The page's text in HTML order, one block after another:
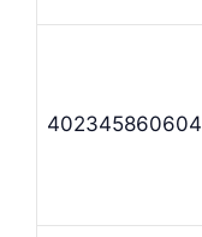
402345860604